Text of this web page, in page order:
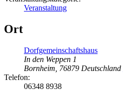
Veranstaltung
Ort
Dorfgemeinschaftshaus
In den Weppen 1
Bornheim 76879 Deutschland
Telefon:
06348 8938